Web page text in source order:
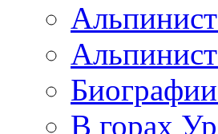
В горах